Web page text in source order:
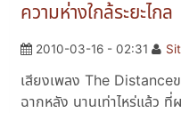
ความห่างใกล้ระยะไกล
2010-03-16 - 02:31
เสียงเพลง The Distance
ฉากหลัง นานเท่าไหร่แล้ว ที่